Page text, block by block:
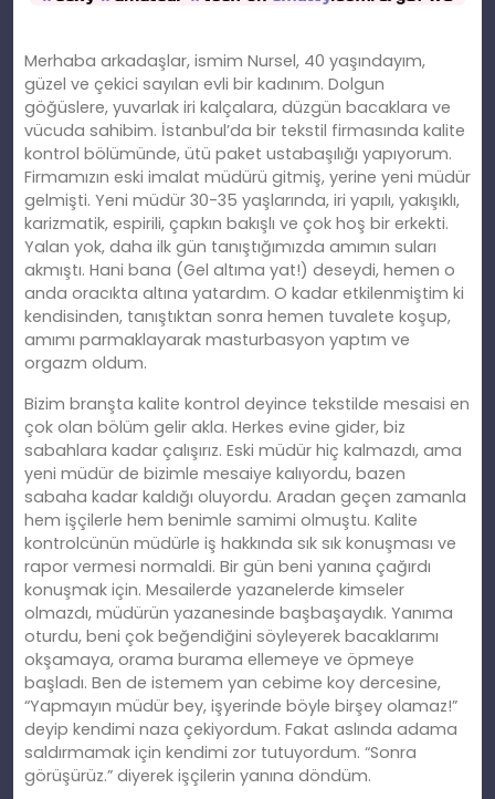
Merhaba arkadaşlar, ismim Nursel, 40 yaşındayım,
güzel ve çekici sayılan evli bir kadınım. Dolgun
göğüslere, yuvarlak iri kalçalara, düzgün bacaklara ve
vücuda sahibim. İstanbul’da bir tekstil firmasında kalite
kontrol bölümünde, ütü paket ustabaşılığı yapıyorum.
Firmamızın eski imalat müdürü gitmiş, yerine yeni müdür
gelmişti. Yeni müdür 30-35 yaşlarında, iri yapılı, yakışıklı,
karizmatik, espirili, çapkın bakışlı ve çok hoş bir erkekti.
Yalan yok, daha ilk gün tanıştığımızda amımın suları
akmıştı. Hani bana (Gel altıma yat!) deseydi, hemen o
anda oracıkta altına yatardım. O kadar etkilenmiştim ki
kendisinden, tanıştıktan sonra hemen tuvalete koşup,
amımı parmaklayarak masturbasyon yaptım ve
orgazm oldum.
Bizim branşta kalite kontrol deyince tekstilde mesaisi en
çok olan bölüm gelir akla. Herkes evine gider, biz
sabahlara kadar çalışırız. Eski müdür hiç kalmazdı, ama
yeni müdür de bizimle mesaiye kalıyordu, bazen
sabaha kadar kaldığı oluyordu. Aradan geçen zamanla
hem işçilerle hem benimle samimi olmuştu. Kalite
kontrolcünün müdürle iş hakkında sık sık konuşması ve
rapor vermesi normaldi. Bir gün beni yanına çağırdı
konuşmak için. Mesailerde yazanelerde kimseler
olmazdı, müdürün yazanesinde başbaşaydık. Yanıma
oturdu, beni çok beğendiğini söyleyerek bacaklarımı
okşamaya, orama burama ellemeye ve öpmeye
başladı. Ben de istemem yan cebime koy dercesine,
“Yapmayın müdür bey, işyerinde böyle birşey olamaz!”
deyip kendimi naza çekiyordum. Fakat aslında adama
saldırmamak için kendimi zor tutuyordum. “Sonra
görüşürüz.” diyerek işçilerin yanına döndüm.